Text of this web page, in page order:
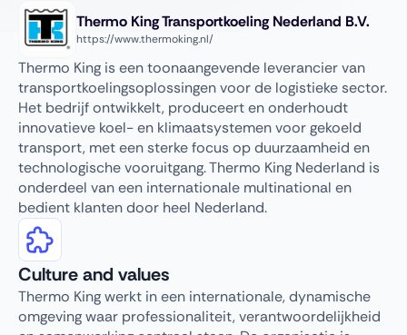
Thermo King Transportkoeling Nederland B.V.
https://www.thermoking.nl/
Thermo King is een toonaangevende leverancier van
transportkoelingsoplossingen voor de logistieke sector.
Het bedrijf ontwikkelt, produceert en onderhoudt
innovatieve koel- en klimaatsystemen voor gekoeld
transport, met een sterke focus op duurzaamheid en
technologische vooruitgang. Thermo King Nederland is
onderdeel van een internationale multinational en
bedient klanten door heel Nederland.
Culture and values
Thermo King werkt in een internationale, dynamische
omgeving waar professionaliteit, verantwoordelijkheid